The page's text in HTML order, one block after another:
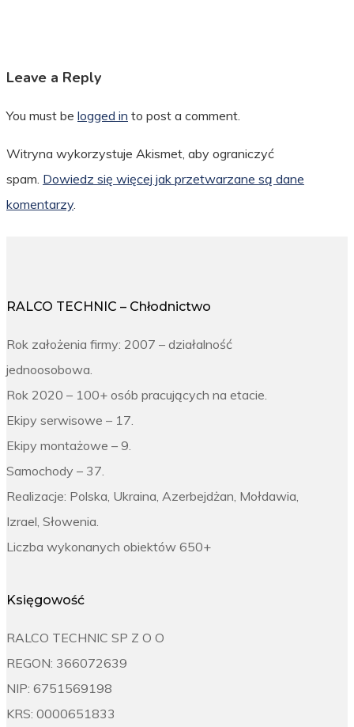
Leave a Reply
You must be logged in to post a comment.
Witryna wykorzystuje Akismet, aby ograniczyć
spam. Dowiedz się więcej jak przetwarzane są dane
komentarzy.
RALCO TECHNIC – Chłodnictwo
Rok założenia firmy: 2007 – działalność
jednoosobowa.
Rok 2020 – 100+ osób pracujących na etacie.
Ekipy serwisowe – 17.
Ekipy montażowe – 9.
Samochody – 37.
Realizacje: Polska, Ukraina, Azerbejdżan, Mołdawia,
Izrael, Słowenia.
Liczba wykonanych obiektów 650+
Księgowość
RALCO TECHNIC SP Z O O
REGON: 366072639
NIP: 6751569198
KRS: 0000651833